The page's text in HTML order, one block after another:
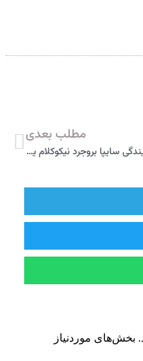
مطلب بعدی
نمایندگی سایپا بروجرد نیکوکلام یعقوبی 2462
بخش‌های موردنیاز